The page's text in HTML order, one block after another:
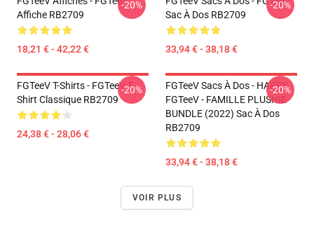
Affiche RB2709
18,21 € - 42,22 €
-20%
Sac À Dos RB2709
33,94 € - 38,18 €
-20%
FGTeeV T-Shirts - FGTeeV T-
Shirt Classique RB2709
24,38 € - 28,06 €
-20%
FGTeeV Sacs À Dos - HAPPY
FGTeeV - FAMILLE PLUSHIE
BUNDLE (2022) Sac À Dos
RB2709
33,94 € - 38,18 €
-20%
VOIR PLUS